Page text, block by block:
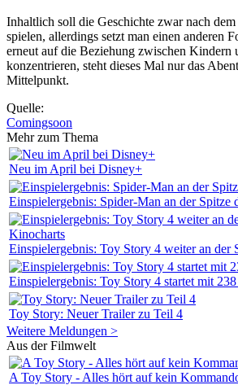
Inhaltlich soll die Geschichte zwar nach
spielen, allerdings setzt man einen anderen
erneut auf die Beziehung zwischen Kindern
konzentrieren, steht dieses Mal nur das
Mittelpunkt.
Quelle:
Comingsoon
Mehr zum Thema
Neu im April bei Disney+
Einspielergebnis: Spider-Man an der Spitze
Einspielergebnis: Toy Story 4 weiter an der
Einspielergebnis: Toy Story 4 startet mit
Toy Story: Neuer Trailer zu Teil 4
Weitere Meldungen >
Aus der Filmwelt
A Toy Story - Alles hört auf kein